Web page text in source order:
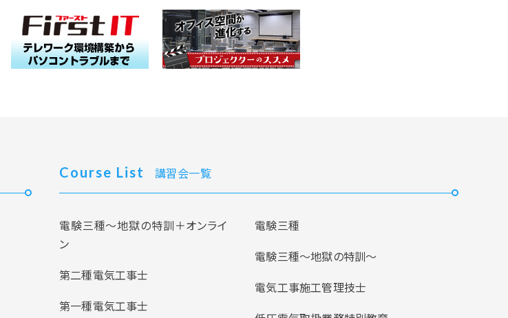
Course List 講習会一覧
電験三種～地獄の特訓＋オンライ
ン
第二種電気工事士
第一種電気工事士
電験三種
電験三種〜地獄の特訓〜
電気工事施工管理技士